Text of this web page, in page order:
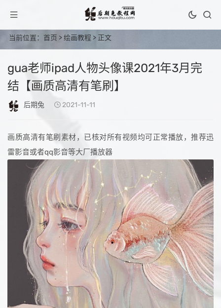
当前位置： 首页 >绘画教程 > 正文
gua老师ipad人物头像课2021年3月完
结【画质高清有笔刷】
后期兔 2021-11-11
画质高清有笔刷素材，已核对所有视频均可正常播放，推荐迅
雷影音或者qq影音等大厂播放器